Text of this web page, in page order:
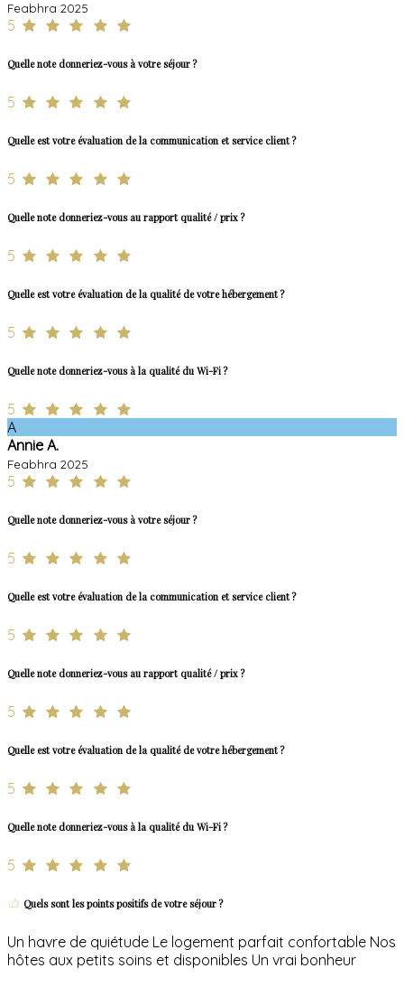
Feabhra 2025
5
Quelle note donneriez-vous à votre séjour ?
5
Quelle est votre évaluation de la communication et service client ?
5
Quelle note donneriez-vous au rapport qualité / prix ?
5
Quelle est votre évaluation de la qualité de votre hébergement ?
5
Quelle note donneriez-vous à la qualité du Wi-Fi ?
5
A
Annie A.
Feabhra 2025
5
Quelle note donneriez-vous à votre séjour ?
5
Quelle est votre évaluation de la communication et service client ?
5
Quelle note donneriez-vous au rapport qualité / prix ?
5
Quelle est votre évaluation de la qualité de votre hébergement ?
5
Quelle note donneriez-vous à la qualité du Wi-Fi ?
5
Quels sont les points positifs de votre séjour ?
Un havre de quiétude Le logement parfait confortable Nos
hôtes aux petits soins et disponibles Un vrai bonheur